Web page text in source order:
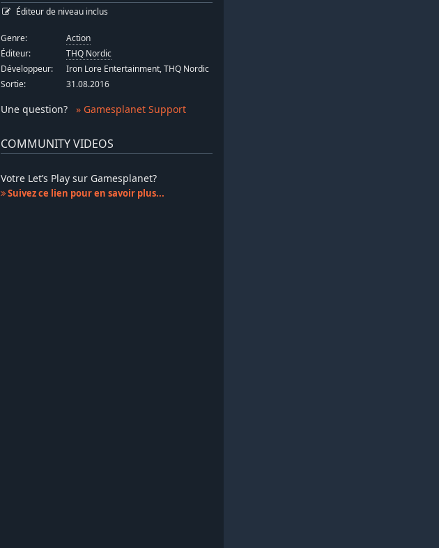
Éditeur de niveau inclus
Genre:
Action
Éditeur:
THQ Nordic
Développeur:
Iron Lore Entertainment, THQ Nordic
Sortie:
31.08.2016
Une question? » Gamesplanet Support
COMMUNITY VIDEOS
Votre Let’s Play sur Gamesplanet?
Suivez ce lien pour en savoir plus...